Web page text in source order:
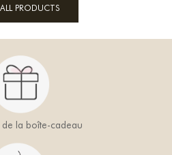
PRODUCTS
de la boîte-cadeau